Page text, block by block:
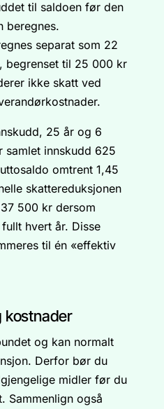
til saldoen før den
beregnes.
separat som 22
begrenset til 25 000 kr
ikke skatt ved
25 år og 6
samlet innskudd 625
omtrent 1,45
skattereduksjonen
500 kr dersom
hvert år. Disse
til én «effektiv
kostnader
og kan normalt
Derfor bør du
midler før du
Sammenlign også